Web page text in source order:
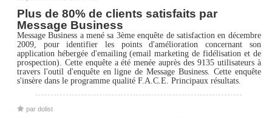
Plus de 80% de clients satisfaits par
Message Business
Message Business a mené sa 3ème enquête de satisfaction en décembre
2009, pour identifier les points d'amélioration concernant son
application hébergée d'emailing (email marketing de fidélisation et de
prospection). Cette enquête a été menée auprès des 9135 utilisateurs à
travers l'outil d'enquête en ligne de Message Business. Cette enquête
s'insère dans le programme qualité F.A.C.E. Principaux résultats.
par dolist